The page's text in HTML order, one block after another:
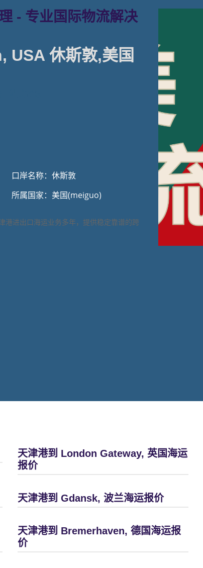
- 专业国际物流解决
USA 休斯敦,美国
口岸名称：休斯敦
所属国家：美国(meiguo)
港进出口海运业务多年，提供稳定靠谱的跨
天津港到 London Gateway, 英国海运
报价
天津港到 Gdansk, 波兰海运报价
天津港到 Bremerhaven, 德国海运报
价